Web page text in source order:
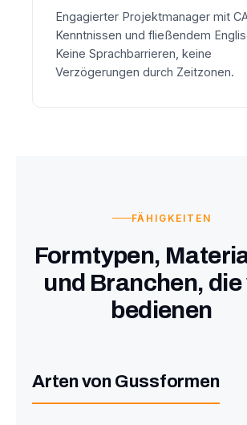
Engagierter Projektmanager mit
Kenntnissen und fließendem
Keine Sprachbarrieren, keine
Verzögerungen durch Zeitzonen.
FÄHIGKEITEN
Formtypen,
und Branchen, die
bedienen
Arten von Gussformen